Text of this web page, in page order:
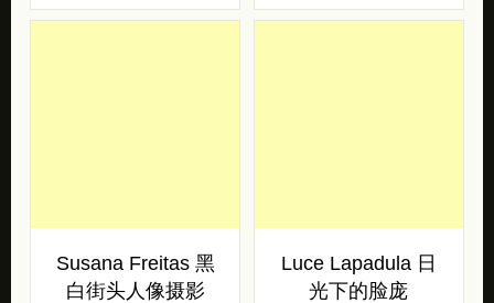
Susana Freitas 黑
白街头人像摄影
Luce Lapadula 日
光下的脸庞